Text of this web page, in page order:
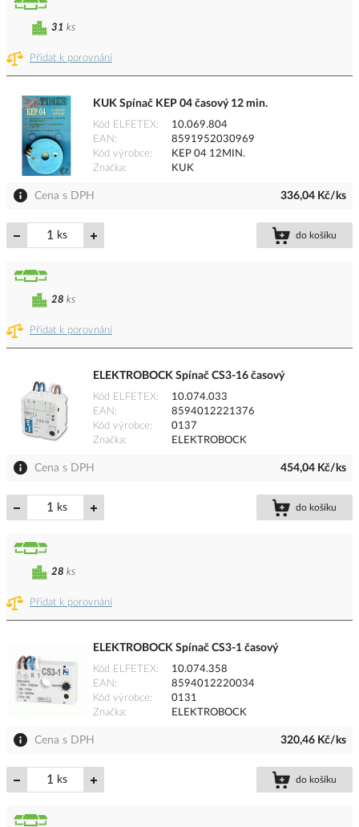
Přidat k porovnání
31 ks
KUK Spínač KEP 04 časový 12 min.
Kód ELFETEX
10.069.804
EAN
8591952030969
Kód výrobce
KEP 04 12MIN.
Značka
KUK
Cena s DPH 336,04 Kč/ks
ks do košíku
Přidat k porovnání
28 ks
ELEKTROBOCK Spínač CS3-16 časový
Kód ELFETEX
10.074.033
EAN
8594012221376
Kód výrobce
0137
Značka
ELEKTROBOCK
Cena s DPH 454,04 Kč/ks
ks do košíku
Přidat k porovnání
28 ks
ELEKTROBOCK Spínač CS3-1 časový
Kód ELFETEX
10.074.358
EAN
8594012220034
Kód výrobce
0131
Značka
ELEKTROBOCK
Cena s DPH 320,46 Kč/ks
ks do košíku